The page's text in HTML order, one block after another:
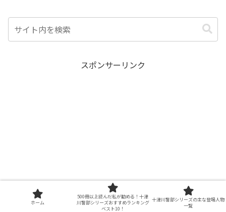
スポンサーリンク
ホーム
500冊以上読んだ私が勧める！十津
川警部シリーズおすすめランキング
ベスト10！
十津川警部シリーズの主な登場人物
一覧